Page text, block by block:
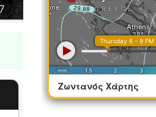
Ζωντανός Χάρτης